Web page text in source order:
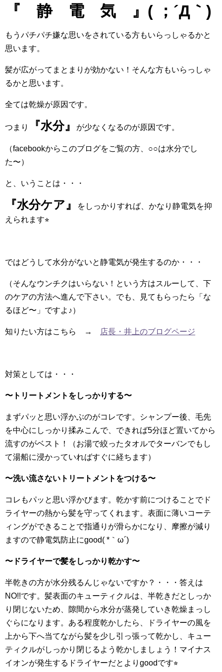
『 静 電 気 』( ；´Д｀)
もうパチパチ嫌な思いをされている方もいらっしゃるかと
思います。
髪が広がってまとまりが効かない！そんな方もいらっしゃ
るかと思います。
全ては乾燥が原因です。
つまり 『水分』 が少なくなるのが原因です。
（facebookからこのブログをご覧の方、○○は水分でし
た〜）
と、いうことは・・・
『水分ケア』
をしっかりすれば、かなり静電気を抑
えられます⭐︎
ではどうして水分がないと静電気が発生するのか・・・
（そんなウンチクはいらない！という方はスルーして、下
のケアの方法へ進んで下さい。でも、見てもらったら「な
るほど〜」ですよ♪）
知りたい方はこちら → 店長・井上のブログページ
対策としては・・・
〜トリートメントをしっかりする〜
まずパッと思い浮かぶのがコレです。シャンプー後、毛先
を中心にしっかり揉みこんで、できれば5分ほど置いてから
流すのがベスト！（お湯で絞ったタオルでターバンでもし
て湯船に浸かっていればすぐに経ちます）
〜洗い流さないトリートメントをつける〜
コレもパッと思い浮かびます。乾かす前につけることでド
ライヤーの熱から髪を守ってくれます。表面に薄いコーテ
ィングができることで指通りが滑らかになり、摩擦が減り
ますので静電気防止にgood( *｀ω´)
〜ドライヤーで髪をしっかり乾かす〜
半乾きの方が水分残るんじゃないですか？・・・答えは
NO!!です。髪表面のキューティクルは、半乾きだとしっか
り閉じないため、隙間から水分が蒸発していき乾燥まっし
ぐらになります。ある程度乾かしたら、ドライヤーの風を
上から下へ当てながら髪を少し引っ張って乾かし、キュー
ティクルがしっかり閉じるよう乾かしましょう！マイナス
イオンが発生するドライヤーだとよりgoodです⭐︎